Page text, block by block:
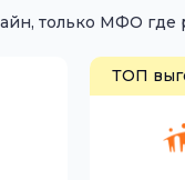
ТОП